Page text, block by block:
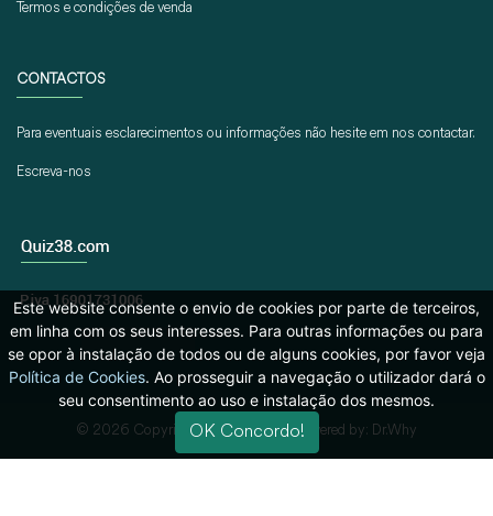
Termos e condições de venda
CONTACTOS
Para eventuais esclarecimentos ou informações não hesite em nos contactar.
Escreva-nos
© 2026 Copyright: Quiz38.com| Powered by: Dr.Why
Este website consente o envio de cookies por parte de terceiros,
em linha com os seus interesses. Para outras informações ou para
se opor à instalação de todos ou de alguns cookies, por favor veja
Política de Cookies. Ao prosseguir a navegação o utilizador dará o
seu consentimento ao uso e instalação dos mesmos.
OK Concordo!